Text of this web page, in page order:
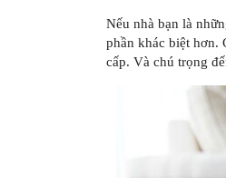
Nếu nhà bạn là
phần khác biệt hơn.
cấp. Và chú trọng